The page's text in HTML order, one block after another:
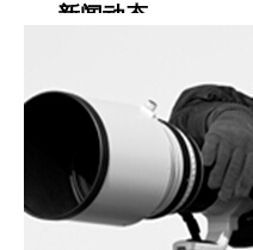
新闻动态
往来名人
人才招聘
人才招聘